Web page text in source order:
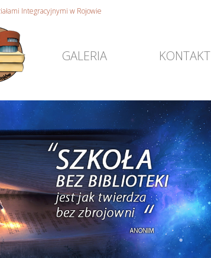
Integracyjnymi w Rojowie
GALERIA KONTAKT